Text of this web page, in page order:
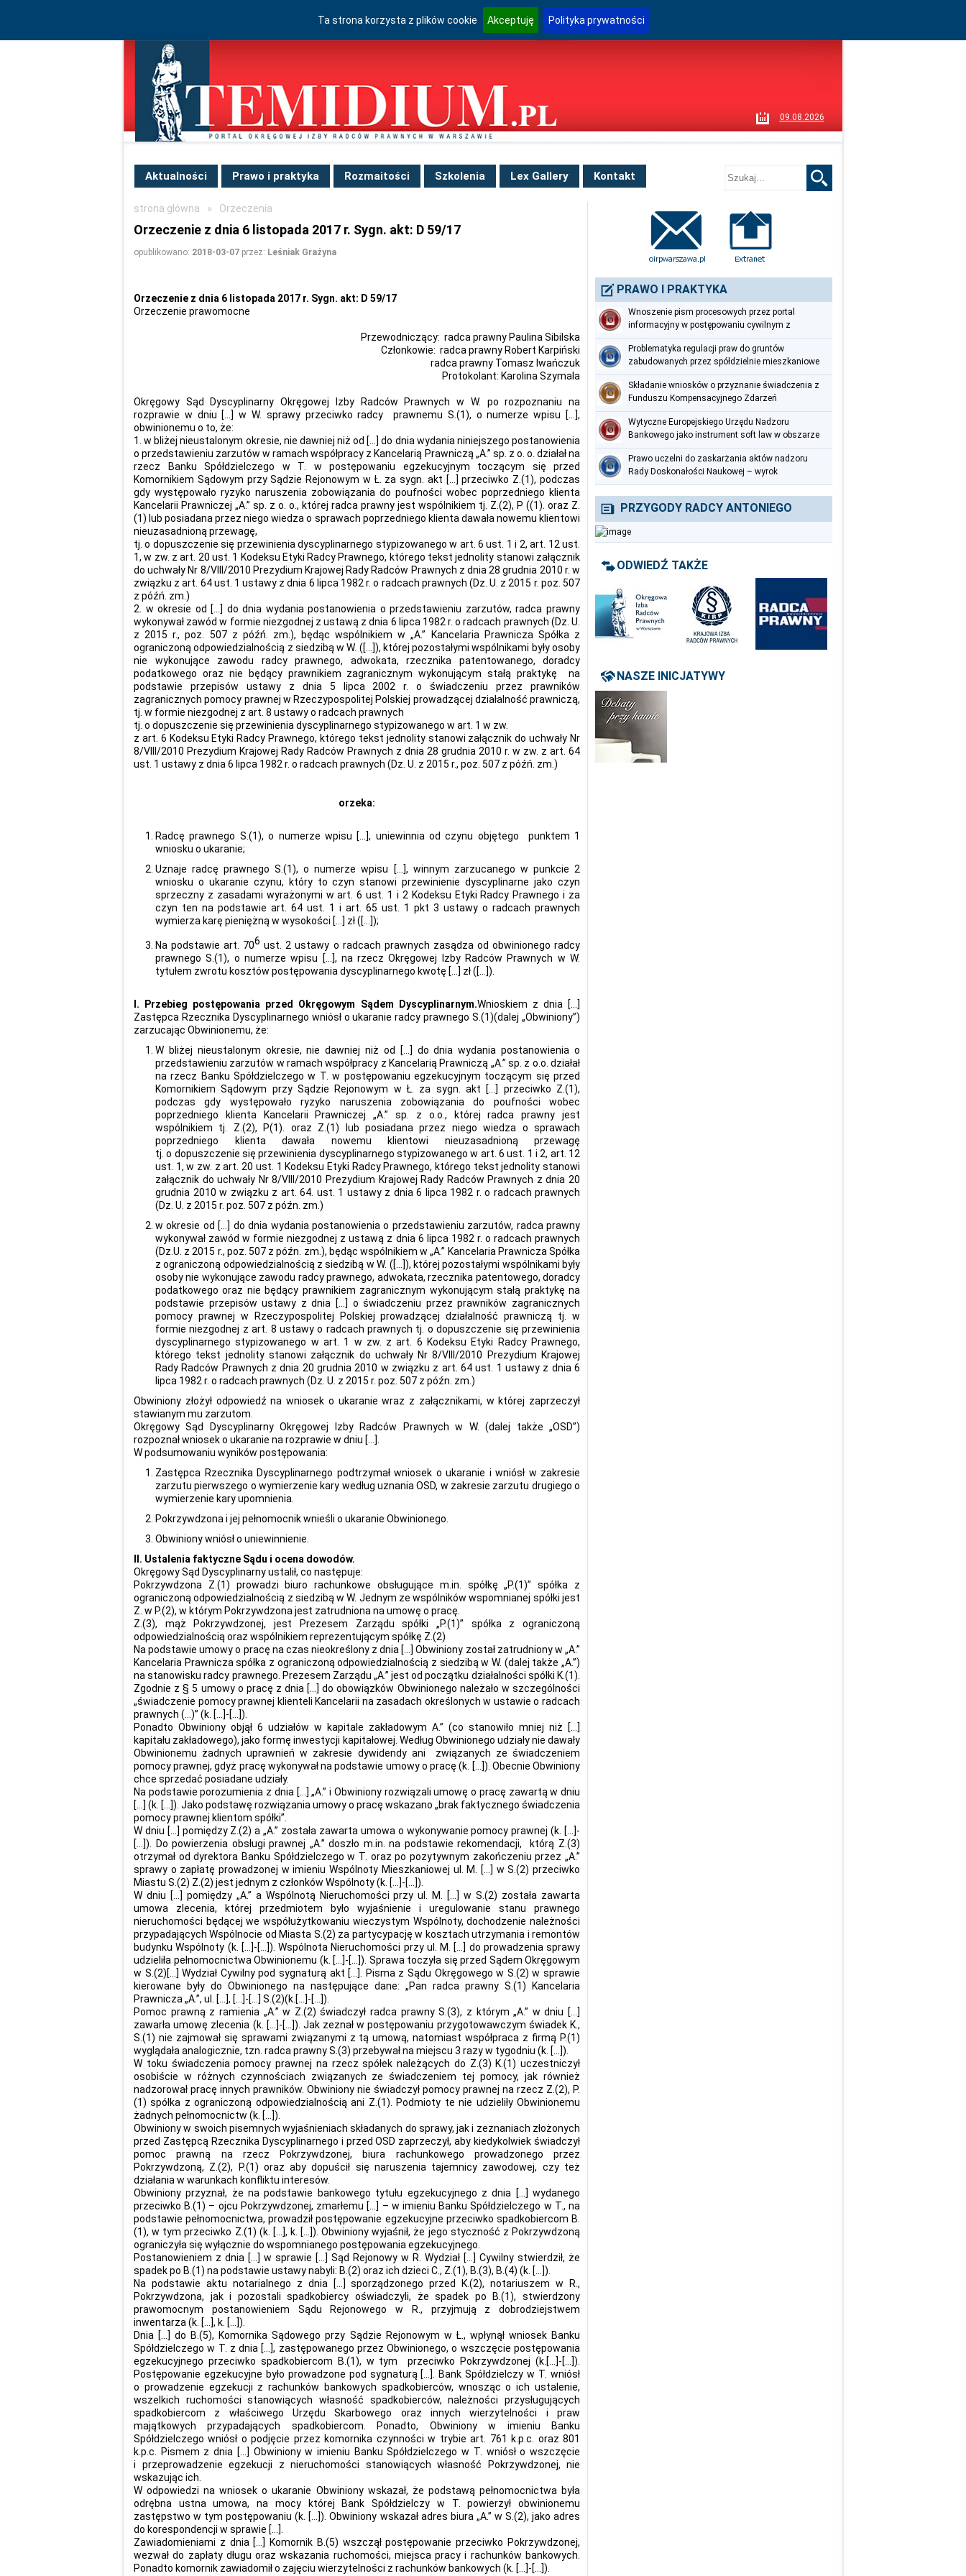
Ta strona korzysta z plików cookie Akceptuję Polityka prywatności
09.08.2026
Aktualności Prawo i praktyka Rozmaitości Szkolenia Lex Gallery Kontakt
strona główna » Orzeczenia
Orzeczenie z dnia 6 listopada 2017 r. Sygn. akt: D 59/17
opublikowano: 2018-03-07 przez: Leśniak Grażyna
Orzeczenie z dnia 6 listopada 2017 r. Sygn. akt: D 59/17
Orzeczenie prawomocne
Przewodniczący: radca prawny Paulina Sibilska
Członkowie: radca prawny Robert Karpiński
radca prawny Tomasz Iwańczuk
Protokolant: Karolina Szymala
Okręgowy Sąd Dyscyplinarny Okręgowej Izby Radców Prawnych w W. po rozpoznaniu na
rozprawie w dniu […] w W. sprawy przeciwko radcy prawnemu S.(1), o numerze wpisu […],
obwinionemu o to, że:
1. w bliżej nieustalonym okresie, nie dawniej niż od […] do dnia wydania niniejszego postanowienia
o przedstawieniu zarzutów w ramach współpracy z Kancelarią Prawniczą „A.” sp. z o. o. działał na
rzecz Banku Spółdzielczego w T. w postępowaniu egzekucyjnym toczącym się przed
Komornikiem Sądowym przy Sądzie Rejonowym w Ł. za sygn. akt […] przeciwko Z.(1), podczas
gdy występowało ryzyko naruszenia zobowiązania do poufności wobec poprzedniego klienta
Kancelarii Prawniczej „A.” sp. z o. o., której radca prawny jest wspólnikiem tj. Z.(2), P ((1). oraz Z.
(1) lub posiadana przez niego wiedza o sprawach poprzedniego klienta dawała nowemu klientowi
nieuzasadnioną przewagę,
tj. o dopuszczenie się przewinienia dyscyplinarnego stypizowanego w art. 6 ust. 1 i 2, art. 12 ust.
1, w zw. z art. 20 ust. 1 Kodeksu Etyki Radcy Prawnego, którego tekst jednolity stanowi załącznik
do uchwały Nr 8/VIII/2010 Prezydium Krajowej Rady Radców Prawnych z dnia 28 grudnia 2010 r. w
związku z art. 64 ust. 1 ustawy z dnia 6 lipca 1982 r. o radcach prawnych (Dz. U. z 2015 r. poz. 507
z późń. zm.)
2. w okresie od […] do dnia wydania postanowienia o przedstawieniu zarzutów, radca prawny
wykonywał zawód w formie niezgodnej z ustawą z dnia 6 lipca 1982 r. o radcach prawnych (Dz. U.
z 2015 r., poz. 507 z późń. zm.), będąc wspólnikiem w „A.” Kancelaria Prawnicza Spółka z
ograniczoną odpowiedzialnością z siedzibą w W. ([…]), której pozostałymi wspólnikami były osoby
nie wykonujące zawodu radcy prawnego, adwokata, rzecznika patentowanego, doradcy
podatkowego oraz nie będący prawnikiem zagranicznym wykonującym stałą praktykę na
podstawie przepisów ustawy z dnia 5 lipca 2002 r. o świadczeniu przez prawników
zagranicznych pomocy prawnej w Rzeczypospolitej Polskiej prowadzącej działalność prawniczą,
tj. w formie niezgodnej z art. 8 ustawy o radcach prawnych
tj. o dopuszczenie się przewinienia dyscyplinarnego stypizowanego w art. 1 w zw.
z art. 6 Kodeksu Etyki Radcy Prawnego, którego tekst jednolity stanowi załącznik do uchwały Nr
8/VIII/2010 Prezydium Krajowej Rady Radców Prawnych z dnia 28 grudnia 2010 r. w zw. z art. 64
ust. 1 ustawy z dnia 6 lipca 1982 r. o radcach prawnych (Dz. U. z 2015 r., poz. 507 z późń. zm.)
orzeka:
Radcę prawnego S.(1), o numerze wpisu […], uniewinnia od czynu objętego punktem 1
wniosku o ukaranie;
Uznaje radcę prawnego S.(1), o numerze wpisu […], winnym zarzucanego w punkcie 2
wniosku o ukaranie czynu, który to czyn stanowi przewinienie dyscyplinarne jako czyn
sprzeczny z zasadami wyrażonymi w art. 6 ust. 1 i 2 Kodeksu Etyki Radcy Prawnego i za
czyn ten na podstawie art. 64 ust. 1 i art. 65 ust. 1 pkt 3 ustawy o radcach prawnych
wymierza karę pieniężną w wysokości […] zł ([…]);
Na podstawie art. 706 ust. 2 ustawy o radcach prawnych zasądza od obwinionego radcy
prawnego S.(1), o numerze wpisu […], na rzecz Okręgowej Izby Radców Prawnych w W.
tytułem zwrotu kosztów postępowania dyscyplinarnego kwotę […] zł ([…]).
I. Przebieg postępowania przed Okręgowym Sądem Dyscyplinarnym.Wnioskiem z dnia […]
Zastępca Rzecznika Dyscyplinarnego wniósł o ukaranie radcy prawnego S.(1)(dalej „Obwiniony”)
zarzucając Obwinionemu, że:
W bliżej nieustalonym okresie, nie dawniej niż od […] do dnia wydania postanowienia o
przedstawieniu zarzutów w ramach współpracy z Kancelarią Prawniczą „A.” sp. z o.o. działał
na rzecz Banku Spółdzielczego w T. w postępowaniu egzekucyjnym toczącym się przed
Komornikiem Sądowym przy Sądzie Rejonowym w Ł. za sygn. akt […] przeciwko Z.(1),
podczas gdy występowało ryzyko naruszenia zobowiązania do poufności wobec
poprzedniego klienta Kancelarii Prawniczej „A.” sp. z o.o., której radca prawny jest
wspólnikiem tj. Z.(2), P(1). oraz Z.(1) lub posiadana przez niego wiedza o sprawach
poprzedniego klienta dawała nowemu klientowi nieuzasadnioną przewagę
tj. o dopuszczenie się przewinienia dyscyplinarnego stypizowanego w art. 6 ust. 1 i 2, art. 12
ust. 1, w zw. z art. 20 ust. 1 Kodeksu Etyki Radcy Prawnego, którego tekst jednolity stanowi
załącznik do uchwały Nr 8/VIII/2010 Prezydium Krajowej Rady Radców Prawnych z dnia 20
grudnia 2010 w związku z art. 64. ust. 1 ustawy z dnia 6 lipca 1982 r. o radcach prawnych
(Dz. U. z 2015 r. poz. 507 z późn. zm.)
w okresie od […] do dnia wydania postanowienia o przedstawieniu zarzutów, radca prawny
wykonywał zawód w formie niezgodnej z ustawą z dnia 6 lipca 1982 r. o radcach prawnych
(Dz.U. z 2015 r., poz. 507 z późn. zm.), będąc wspólnikiem w „A.” Kancelaria Prawnicza Spółka
z ograniczoną odpowiedzialnością z siedzibą w W. ([…]), której pozostałymi wspólnikami były
osoby nie wykonujące zawodu radcy prawnego, adwokata, rzecznika patentowego, doradcy
podatkowego oraz nie będący prawnikiem zagranicznym wykonującym stałą praktykę na
podstawie przepisów ustawy z dnia […] o świadczeniu przez prawników zagranicznych
pomocy prawnej w Rzeczypospolitej Polskiej prowadzącej działalność prawniczą tj. w
formie niezgodnej z art. 8 ustawy o radcach prawnych tj. o dopuszczenie się przewinienia
dyscyplinarnego stypizowanego w art. 1 w zw. z art. 6 Kodeksu Etyki Radcy Prawnego,
którego tekst jednolity stanowi załącznik do uchwały Nr 8/VIII/2010 Prezydium Krajowej
Rady Radców Prawnych z dnia 20 grudnia 2010 w związku z art. 64 ust. 1 ustawy z dnia 6
lipca 1982 r. o radcach prawnych (Dz. U. z 2015 r. poz. 507 z późn. zm.)
Obwiniony złożył odpowiedź na wniosek o ukaranie wraz z załącznikami, w której zaprzeczył
stawianym mu zarzutom.
Okręgowy Sąd Dyscyplinarny Okręgowej Izby Radców Prawnych w W. (dalej także „OSD”)
rozpoznał wniosek o ukaranie na rozprawie w dniu […].
W podsumowaniu wyników postępowania:
Zastępca Rzecznika Dyscyplinarnego podtrzymał wniosek o ukaranie i wniósł w zakresie
zarzutu pierwszego o wymierzenie kary według uznania OSD, w zakresie zarzutu drugiego o
wymierzenie kary upomnienia.
Pokrzywdzona i jej pełnomocnik wnieśli o ukaranie Obwinionego.
Obwiniony wniósł o uniewinnienie.
II. Ustalenia faktyczne Sądu i ocena dowodów.
Okręgowy Sąd Dyscyplinarny ustalił, co następuje:
Pokrzywdzona Z.(1) prowadzi biuro rachunkowe obsługujące m.in. spółkę „P.(1)” spółka z
ograniczoną odpowiedzialnością z siedzibą w W. Jednym ze wspólników wspomnianej spółki jest
Z. w P.(2), w którym Pokrzywdzona jest zatrudniona na umowę o pracę.
Z.(3), mąż Pokrzywdzonej, jest Prezesem Zarządu spółki „P.(1)” spółka z ograniczoną
odpowiedzialnością oraz wspólnikiem reprezentującym spółkę Z.(2)
Na podstawie umowy o pracę na czas nieokreślony z dnia [...] Obwiniony został zatrudniony w „A.”
Kancelaria Prawnicza spółka z ograniczoną odpowiedzialnością z siedzibą w W. (dalej także „A.”)
na stanowisku radcy prawnego. Prezesem Zarządu „A.” jest od początku działalności spółki K.(1).
Zgodnie z § 5 umowy o pracę z dnia […] do obowiązków Obwinionego należało w szczególności
„świadczenie pomocy prawnej klienteli Kancelarii na zasadach określonych w ustawie o radcach
prawnych (…)” (k. […]-[…]).
Ponadto Obwiniony objął 6 udziałów w kapitale zakładowym A.” (co stanowiło mniej niż […]
kapitału zakładowego), jako formę inwestycji kapitałowej. Według Obwinionego udziały nie dawały
Obwinionemu żadnych uprawnień w zakresie dywidendy ani związanych ze świadczeniem
pomocy prawnej, gdyż pracę wykonywał na podstawie umowy o pracę (k. […]). Obecnie Obwiniony
chce sprzedać posiadane udziały.
Na podstawie porozumienia z dnia […] „A.” i Obwiniony rozwiązali umowę o pracę zawartą w dniu
[…] (k. […]). Jako podstawę rozwiązania umowy o pracę wskazano „brak faktycznego świadczenia
pomocy prawnej klientom spółki”.
W dniu […] pomiędzy Z.(2) a „A.” została zawarta umowa o wykonywanie pomocy prawnej (k. […]-
[…]). Do powierzenia obsługi prawnej „A.” doszło m.in. na podstawie rekomendacji, którą Z.(3)
otrzymał od dyrektora Banku Spółdzielczego w T. oraz po pozytywnym zakończeniu przez „A.”
sprawy o zapłatę prowadzonej w imieniu Wspólnoty Mieszkaniowej ul. M. […] w S.(2) przeciwko
Miastu S.(2) Z.(2) jest jednym z członków Wspólnoty (k. […]-[…]).
W dniu […] pomiędzy „A.” a Wspólnotą Nieruchomości przy ul. M. […] w S.(2) została zawarta
umowa zlecenia, której przedmiotem było wyjaśnienie i uregulowanie stanu prawnego
nieruchomości będącej we współużytkowaniu wieczystym Wspólnoty, dochodzenie należności
przypadających Wspólnocie od Miasta S.(2) za partycypację w kosztach utrzymania i remontów
budynku Wspólnoty (k. […]-[…]). Wspólnota Nieruchomości przy ul. M. […] do prowadzenia sprawy
udzieliła pełnomocnictwa Obwinionemu (k. […]-[…]). Sprawa toczyła się przed Sądem Okręgowym
w S.(2)[…] Wydział Cywilny pod sygnaturą akt […]. Pisma z Sądu Okręgowego w S.(2) w sprawie
kierowane były do Obwinionego na następujące dane: „Pan radca prawny S.(1) Kancelaria
Prawnicza „A.”, ul. […], […]-[…] S.(2)(k.[…]-[…]).
Pomoc prawną z ramienia „A.” w Z.(2) świadczył radca prawny S.(3), z którym „A.” w dniu […]
zawarła umowę zlecenia (k. […]-[…]). Jak zeznał w postępowaniu przygotowawczym świadek K.,
S.(1) nie zajmował się sprawami związanymi z tą umową, natomiast współpraca z firmą P.(1)
wyglądała analogicznie, tzn. radca prawny S.(3) przebywał na miejscu 3 razy w tygodniu (k. […]).
W toku świadczenia pomocy prawnej na rzecz spółek należących do Z.(3) K.(1) uczestniczył
osobiście w różnych czynnościach związanych ze świadczeniem tej pomocy, jak również
nadzorował pracę innych prawników. Obwiniony nie świadczył pomocy prawnej na rzecz Z.(2), P.
(1) spółka z ograniczoną odpowiedzialnością ani Z.(1). Podmioty te nie udzieliły Obwinionemu
żadnych pełnomocnictw (k. […]).
Obwiniony w swoich pisemnych wyjaśnieniach składanych do sprawy, jak i zeznaniach złożonych
przed Zastępcą Rzecznika Dyscyplinarnego i przed OSD zaprzeczył, aby kiedykolwiek świadczył
pomoc prawną na rzecz Pokrzywdzonej, biura rachunkowego prowadzonego przez
Pokrzywdzoną, Z.(2), P.(1) oraz aby dopuścił się naruszenia tajemnicy zawodowej, czy też
działania w warunkach konfliktu interesów.
Obwiniony przyznał, że na podstawie bankowego tytułu egzekucyjnego z dnia […] wydanego
przeciwko B.(1) – ojcu Pokrzywdzonej, zmarłemu […] – w imieniu Banku Spółdzielczego w T., na
podstawie pełnomocnictwa, prowadził postępowanie egzekucyjne przeciwko spadkobiercom B.
(1), w tym przeciwko Z.(1) (k. […], k. […]). Obwiniony wyjaśnił, że jego styczność z Pokrzywdzoną
ograniczyła się wyłącznie do wspomnianego postępowania egzekucyjnego.
Postanowieniem z dnia […] w sprawie […] Sąd Rejonowy w R. Wydział […] Cywilny stwierdził, że
spadek po B.(1) na podstawie ustawy nabyli: B.(2) oraz ich dzieci C., Z.(1), B.(3), B.(4) (k. […]).
Na podstawie aktu notarialnego z dnia […] sporządzonego przed K.(2), notariuszem w R.,
Pokrzywdzona, jak i pozostali spadkobiercy oświadczyli, że spadek po B.(1), stwierdzony
prawomocnym postanowieniem Sądu Rejonowego w R., przyjmują z dobrodziejstwem
inwentarza (k. […], k. […]).
Dnia […] do B.(5), Komornika Sądowego przy Sądzie Rejonowym w Ł., wpłynął wniosek Banku
Spółdzielczego w T. z dnia […], zastępowanego przez Obwinionego, o wszczęcie postępowania
egzekucyjnego przeciwko spadkobiercom B.(1), w tym przeciwko Pokrzywdzonej (k.[…]-[…]).
Postępowanie egzekucyjne było prowadzone pod sygnaturą […]. Bank Spółdzielczy w T. wniósł
o prowadzenie egzekucji z rachunków bankowych spadkobierców, wnosząc o ich ustalenie,
wszelkich ruchomości stanowiących własność spadkobierców, należności przysługujących
spadkobiercom z właściwego Urzędu Skarbowego oraz innych wierzytelności i praw
majątkowych przypadających spadkobiercom. Ponadto, Obwiniony w imieniu Banku
Spółdzielczego wniósł o podjęcie przez komornika czynności w trybie art. 761 k.p.c. oraz 801
k.p.c. Pismem z dnia […] Obwiniony w imieniu Banku Spółdzielczego w T. wniósł o wszczęcie
i przeprowadzenie egzekucji z nieruchomości stanowiących własność Pokrzywdzonej, nie
wskazując ich.
W odpowiedzi na wniosek o ukaranie Obwiniony wskazał, że podstawą pełnomocnictwa była
odrębna ustna umowa, na mocy której Bank Spółdzielczy w T. powierzył obwinionemu
zastępstwo w tym postępowaniu (k. […]). Obwiniony wskazał adres biura „A.” w S.(2), jako adres
do korespondencji w sprawie […].
Zawiadomieniami z dnia […] Komornik B.(5) wszczął postępowanie przeciwko Pokrzywdzonej,
wezwał do zapłaty długu oraz wskazania ruchomości, miejsca pracy i rachunków bankowych.
Ponadto komornik zawiadomił o zajęciu wierzytelności z rachunków bankowych (k. […]-[…]).
PRAWO I PRAKTYKA
Wnoszenie pism procesowych przez portal
informacyjny w postępowaniu cywilnym z
perspektywy radcy prawnego
Problematyka regulacji praw do gruntów
zabudowanych przez spółdzielnie mieszkaniowe
Składanie wniosków o przyznanie świadczenia z
Funduszu Kompensacyjnego Zdarzeń
Medycznych – uwagi praktyczne
Wytyczne Europejskiego Urzędu Nadzoru
Bankowego jako instrument soft law w obszarze
przeciwdziałania praniu pieniędzy i finansowaniu
terroryzmu
Prawo uczelni do zaskarżania aktów nadzoru
Rady Doskonałości Naukowej – wyrok
Naczelnego Sądu Administracyjnego z 12
czerwca 2025 r. (III OSK 626/22)
PRZYGODY RADCY ANTONIEGO
ODWIEDŹ TAKŻE
NASZE INICJATYWY